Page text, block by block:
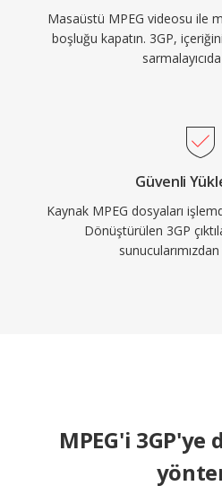
Masaüstü MPEG videosu ile
boşluğu kapatın. 3GP,
Güvenli
Kaynak MPEG dosyaları
Dönüştürülen 3GP
MPEG'i